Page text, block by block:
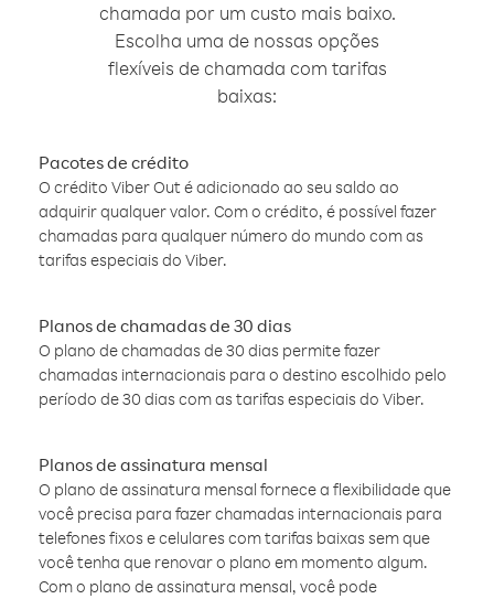
chamada por um custo mais baixo.
Escolha uma de nossas opções
flexíveis de chamada com tarifas
baixas:
Pacotes de crédito
O crédito Viber Out é adicionado ao seu saldo ao
adquirir qualquer valor. Com o crédito, é possível fazer
chamadas para qualquer número do mundo com as
tarifas especiais do Viber.
Planos de chamadas de 30 dias
O plano de chamadas de 30 dias permite fazer
chamadas internacionais para o destino escolhido pelo
período de 30 dias com as tarifas especiais do Viber.
Planos de assinatura mensal
O plano de assinatura mensal fornece a flexibilidade que
você precisa para fazer chamadas internacionais para
telefones fixos e celulares com tarifas baixas sem que
você tenha que renovar o plano em momento algum.
Com o plano de assinatura mensal, você pode